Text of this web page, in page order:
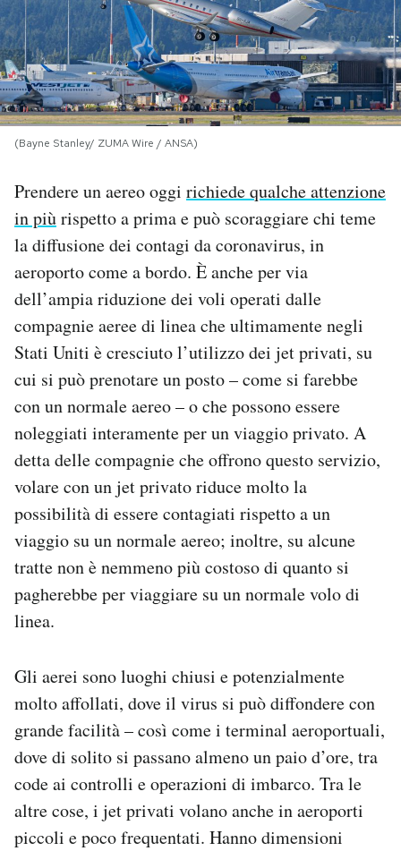
PODCAST
NEWSLETTER
SHOP
CALENDARIO
AREA PERSONALE
Area Personale
Newsletter
Notifiche mobile
Regala il Post
(Bayne Stanley/ ZUMA Wire / ANSA)
Prendere un aereo oggi richiede qualche attenzione
in piùrispetto a prima e può scoraggiare chi teme
la diffusione dei contagi da coronavirus, in
aeroporto come a bordo. È anche per via
dell’ampia riduzione dei voli operati dalle
compagnie aeree di linea che ultimamente negli
Stati Uniti è cresciuto l’utilizzo dei jet privati, su
cui si può prenotare un posto – come si farebbe
con un normale aereo – o che possono essere
noleggiati interamente per un viaggio privato. A
detta delle compagnie che offrono questo servizio,
volare con un jet privato riduce molto la
possibilità di essere contagiati rispetto a un
viaggio su un normale aereo; inoltre, su alcune
tratte non è nemmeno più costoso di quanto si
pagherebbe per viaggiare su un normale volo di
linea.
Gli aerei sono luoghi chiusi e potenzialmente
molto affollati, dove il virus si può diffondere con
grande facilità – così come i terminal aeroportuali,
dove di solito si passano almeno un paio d’ore, tra
code ai controlli e operazioni di imbarco. Tra le
altre cose, i jet privati volano anche in aeroporti
piccoli e poco frequentati. Hanno dimensioni